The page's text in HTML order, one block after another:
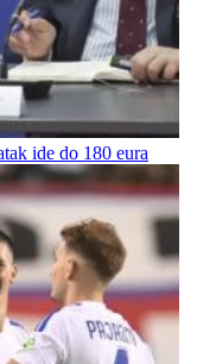
ide do 180 eura